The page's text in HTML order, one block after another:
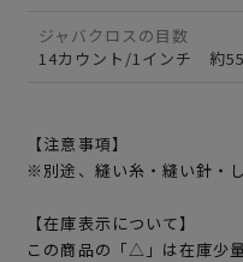
ジャバクロスの目数
14カウント/1インチ 約
【注意事項】
※別途、縫い糸・縫い針・
【在庫表示について】
この商品の「△」は在庫少